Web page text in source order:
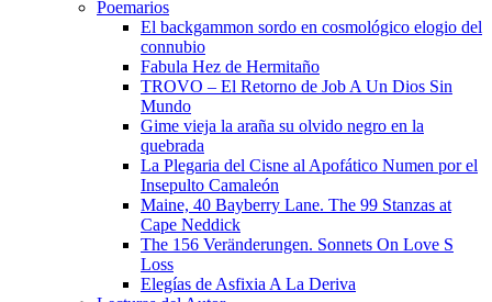
Poemarios
El backgammon sordo en cosmológico elogio del
connubio
Fabula Hez de Hermitaño
TROVO – El Retorno de Job A Un Dios Sin
Mundo
Gime vieja la araña su olvido negro en la
quebrada
La Plegaria del Cisne al Apofático Numen por el
Insepulto Camaleón
Maine, 40 Bayberry Lane. The 99 Stanzas at
Cape Neddick
The 156 Veränderungen. Sonnets On Love S
Loss
Elegías de Asfixia A La Deriva